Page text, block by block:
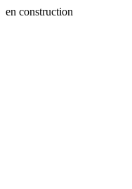
en construction